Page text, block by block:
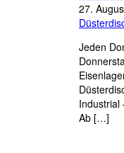
27.
Jeden
Industrial
Ab […]